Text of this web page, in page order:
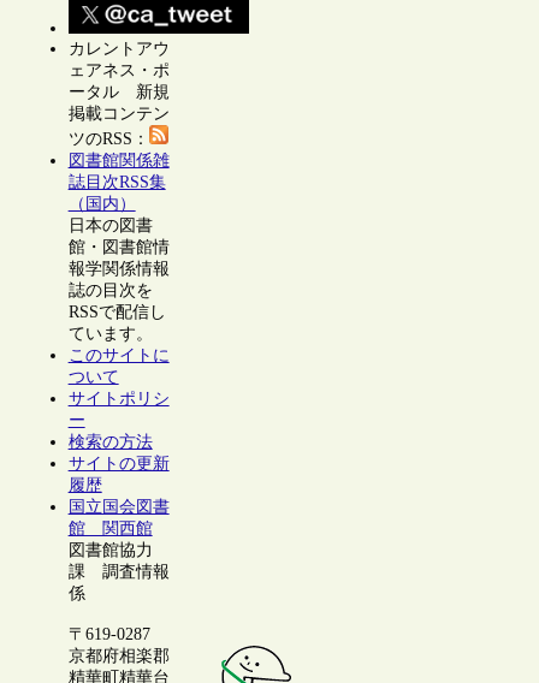
カレントアウ
ェアネス・ポ
ータル 新規
掲載コンテン
ツのRSS：
図書館関係雑
誌目次RSS集
（国内）
日本の図書
館・図書館情
報学関係情報
誌の目次を
RSSで配信し
ています。
このサイトに
ついて
サイトポリシ
ー
検索の方法
サイトの更新
履歴
国立国会図書
館 関西館
図書館協力
課 調査情報
係
〒619-0287
京都府相楽郡
精華町精華台